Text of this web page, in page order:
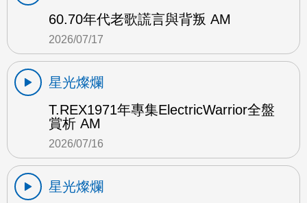
60.70年代老歌謊言與背叛 AM
2026/07/17
星光燦爛
T.REX1971年專集ElectricWarrior全盤
賞析 AM
2026/07/16
星光燦爛